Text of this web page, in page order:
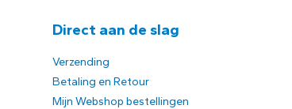
Direct aan de slag
Verzending
Betaling en Retour
Mijn Webshop bestellingen